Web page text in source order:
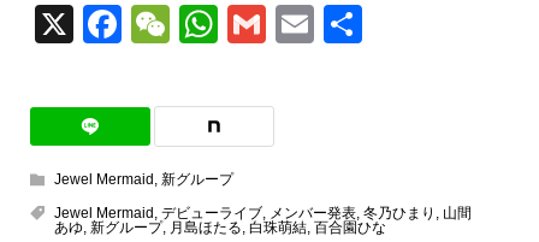
X Facebook
WeChat
WhatsApp
GmailEmail
Jewel Mermaid , 新グループ
Jewel Mermaid , デビューライブ, メンバー発表, 冬乃ひまり , 山間
あゆ, 新グループ, 月島ほたる, 白珠萌結, 百合園ひな